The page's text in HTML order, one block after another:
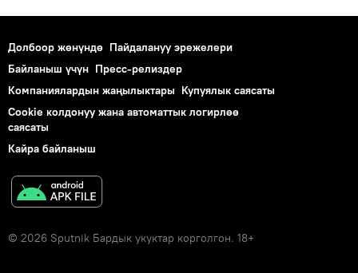
Долбоор жөнүндө Пайдалануу эрежелери
Байланыш үчүн Пресс-релиздер
Компаниялардын жаңылыктары Купуялык саясаты
Cookie колдонуу жана автоматтык логирлөө
саясаты
Кайра байланыш
© 2026 Sputnik Бардык укуктар корголгон. 18+